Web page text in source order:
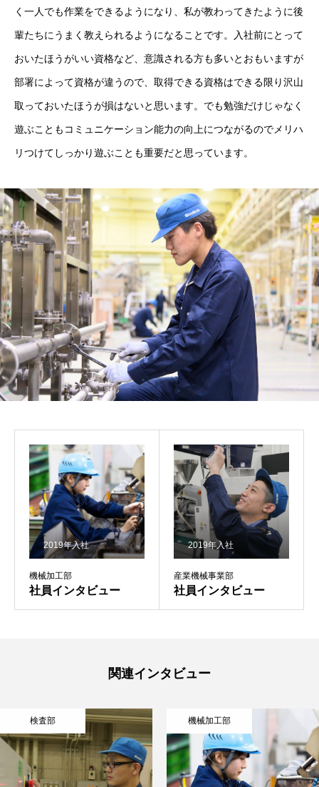
COMPANY ソディックについて
BUSINESS ソディックの働き方
く一人でも作業をできるようになり、私が教わってきたように後
輩たちにうまく教えられるようになることです。入社前にとって
おいたほうがいい資格など、意識される方も多いとおもいますが
部署によって資格が違うので、取得できる資格はできる限り沢山
取っておいたほうが損はないと思います。でも勉強だけじゃなく
遊ぶこともコミュニケーション能力の向上につながるのでメリハ
リつけてしっかり遊ぶことも重要だと思っています。
機械加工部
社員インタビュー
2019年入社
産業機械事業部
社員インタビュー
2019年入社
関連インタビュー
検査部 機械加工部